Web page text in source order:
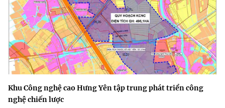
Khu Công nghệ cao Hưng Yên tập trung phát triển công
nghệ chiến lược